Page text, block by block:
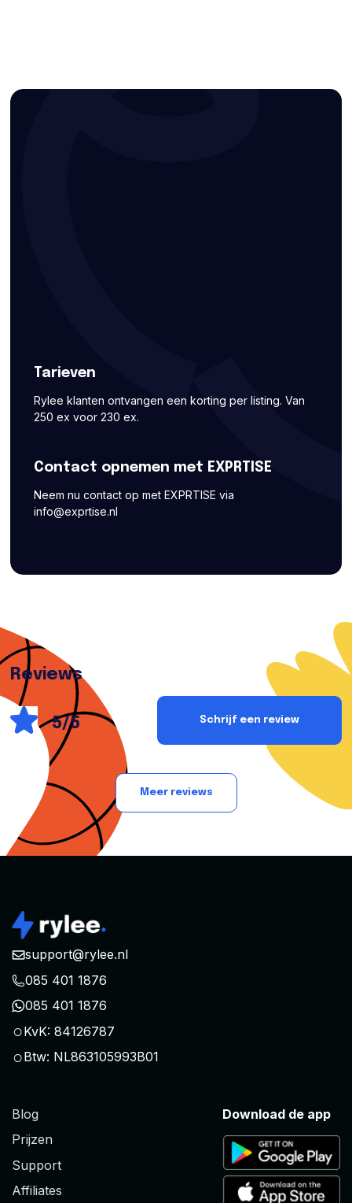
Tarieven
Rylee klanten ontvangen een korting per listing. Van
250 ex voor 230 ex.
Contact opnemen met EXPRTISE
Neem nu contact op met EXPRTISE via
info@exprtise.nl
Reviews
5/5 Schrijf een review
Meer reviews
support@rylee.nl
085 401 1876
085 401 1876
○KvK: 84126787
○Btw: NL863105993B01
Blog
Prijzen
Support
Affiliates
Download de app